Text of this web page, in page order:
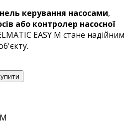
керування насосами,
або контролер насосної
EASY M стане надійним